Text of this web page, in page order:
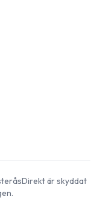
är skyddat